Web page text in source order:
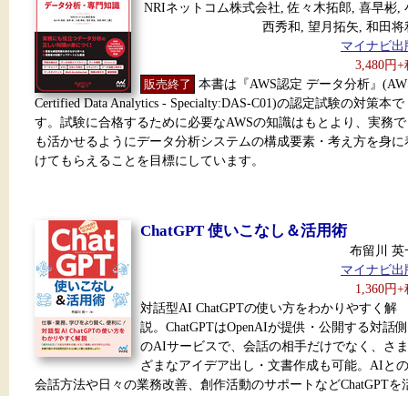
NRIネットコム株式会社, 佐々木拓郎, 喜早彬,
西秀和, 望月拓矢, 和田将
マイナビ出
3,480円+
販売終了
本書は『AWS認定 データ分析』
Certified Data Analytics - Specialty:DAS-C01)の認定試験の対策本で
す。試験に合格するために必要なAWSの知識はもとより、実務で
も活かせるようにデータ分析システムの構成要素・考え方を身に
けてもらえることを目標にしています。
ChatGPT 使いこなし＆活用術
布留川 英
マイナビ出
1,360円+
対話型AI ChatGPTの使い方をわかりやすく解
説。ChatGPTはOpenAIが提供・公開する対話側
のAIサービスで、会話の相手だけでなく、さま
ざまなアイデア出し・文書作成も可能。AIとの
会話方法や日々の業務改善、創作活動のサポートなどChatGPTを